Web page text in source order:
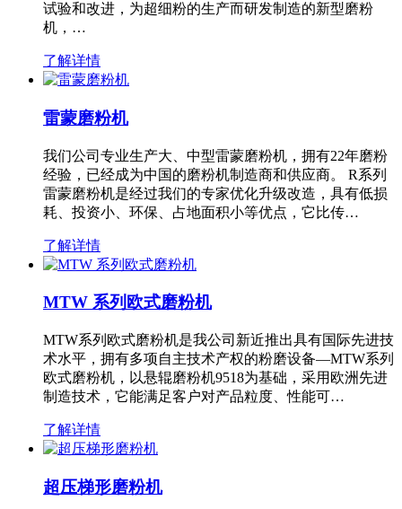
试验和改进，为超细粉的生产而研发制造的新型磨粉
机，…
了解详情
雷蒙磨粉机
我们公司专业生产大、中型雷蒙磨粉机，拥有22年磨粉
经验，已经成为中国的磨粉机制造商和供应商。 R系列
雷蒙磨粉机是经过我们的专家优化升级改造，具有低损
耗、投资小、环保、占地面积小等优点，它比传…
了解详情
MTW 系列欧式磨粉机
MTW系列欧式磨粉机是我公司新近推出具有国际先进技
术水平，拥有多项自主技术产权的粉磨设备—MTW系列
欧式磨粉机，以悬辊磨粉机9518为基础，采用欧洲先进
制造技术，它能满足客户对产品粒度、性能可…
了解详情
超压梯形磨粉机